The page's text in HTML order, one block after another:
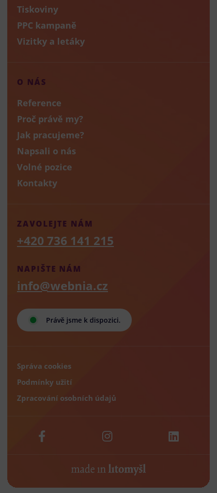
Tiskoviny
PPC kampaně
Vizitky a letáky
O NÁS
Reference
Proč právě my?
Jak pracujeme?
Napsali o nás
Volné pozice
Kontakty
Právě jsme k dispozici.
NAPIŠTE NÁM
info@webnia.cz
ZAVOLEJTE NÁM
+420 736 141 215
Správa cookies
Podmínky užití
Zpracování osobních údajů